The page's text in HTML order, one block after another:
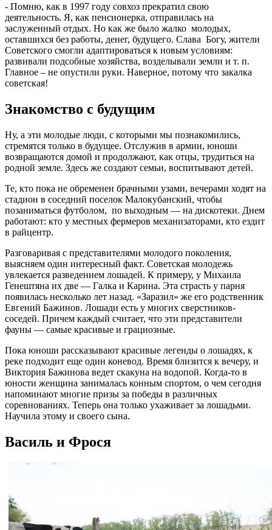
- Помню, как в 1997 году совхоз прекратил свою
деятельность. Я, как пенсионерка, отправилась на
заслуженный отдых. Но как же было жалко молодых,
оставшихся без работы, денег, будущего. Слава Богу, жители
Советского смогли адаптироваться к новым условиям:
развивали подсобные хозяйства, возделывали земли и т. п.
Главное – не опустили руки. Наверное, потому что закалка
советская!
Знакомство с будущим
Ну, а эти молодые люди, с которыми мы познакомились,
стремятся только в будущее. Отслужив в армии, юноши
возвращаются домой и продолжают, как отцы, трудиться на
родной земле. Здесь же создают семьи, воспитывают детей.
Те, кто пока не обременен брачными узами, вечерами ходят на
стадион в соседний поселок Малокубанский, чтобы
позаниматься футболом, по выходным — на дискотеки. Днем
работают: кто у местных фермеров механизаторами, кто ездит
в райцентр.
Разговаривая с представителями молодого поколения,
выясняем один интересный факт. Советская молодежь
увлекается разведением лошадей. К примеру, у Михаила
Генештяна их две — Галка и Карина. Эта страсть у парня
появилась несколько лет назад. «Заразил» же его родственник
Евгений Бажинов. Лошади есть у многих сверстников-
соседей. Причем каждый считает, что эти представители
фауны — самые красивые и грациозные.
Пока юноши рассказывают красивые легенды о лошадях, к
реке подходит еще один коневод. Время близится к вечеру, и
Виктория Бажинова ведет скакуна на водопой. Когда-то в
юности женщина занималась конным спортом, о чем сегодня
напоминают многие призы за победы в различных
соревнованиях. Теперь она только ухаживает за лошадьми.
Научила этому и своего сына.
Василь и Фрося